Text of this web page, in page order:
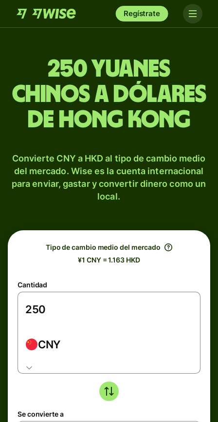
Regístrate
250 yuanes
chinos a dólares
de Hong Kong
Convierte CNY a HKD al tipo de cambio medio
del mercado. Wise es la cuenta internacional
para enviar, gastar y convertir dinero como un
local.
Tipo de cambio medio del mercado
¥1 CNY = 1.163 HKD
Cantidad
CNY
Se convierte a